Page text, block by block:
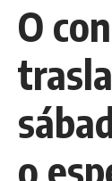
O
o